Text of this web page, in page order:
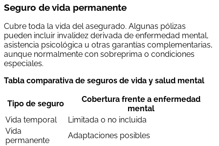
Seguro de vida permanente
Cubre toda la vida del asegurado. Algunas pólizas
pueden incluir invalidez derivada de enfermedad mental,
asistencia psicológica u otras garantías complementarias,
aunque normalmente con sobreprima o condiciones
especiales.
Tabla comparativa de seguros de vida y salud mental
Tipo de seguro
Cobertura frente a enfermedad
mental
Vida temporal
Limitada o no incluida
Vida
permanente
Adaptaciones posibles